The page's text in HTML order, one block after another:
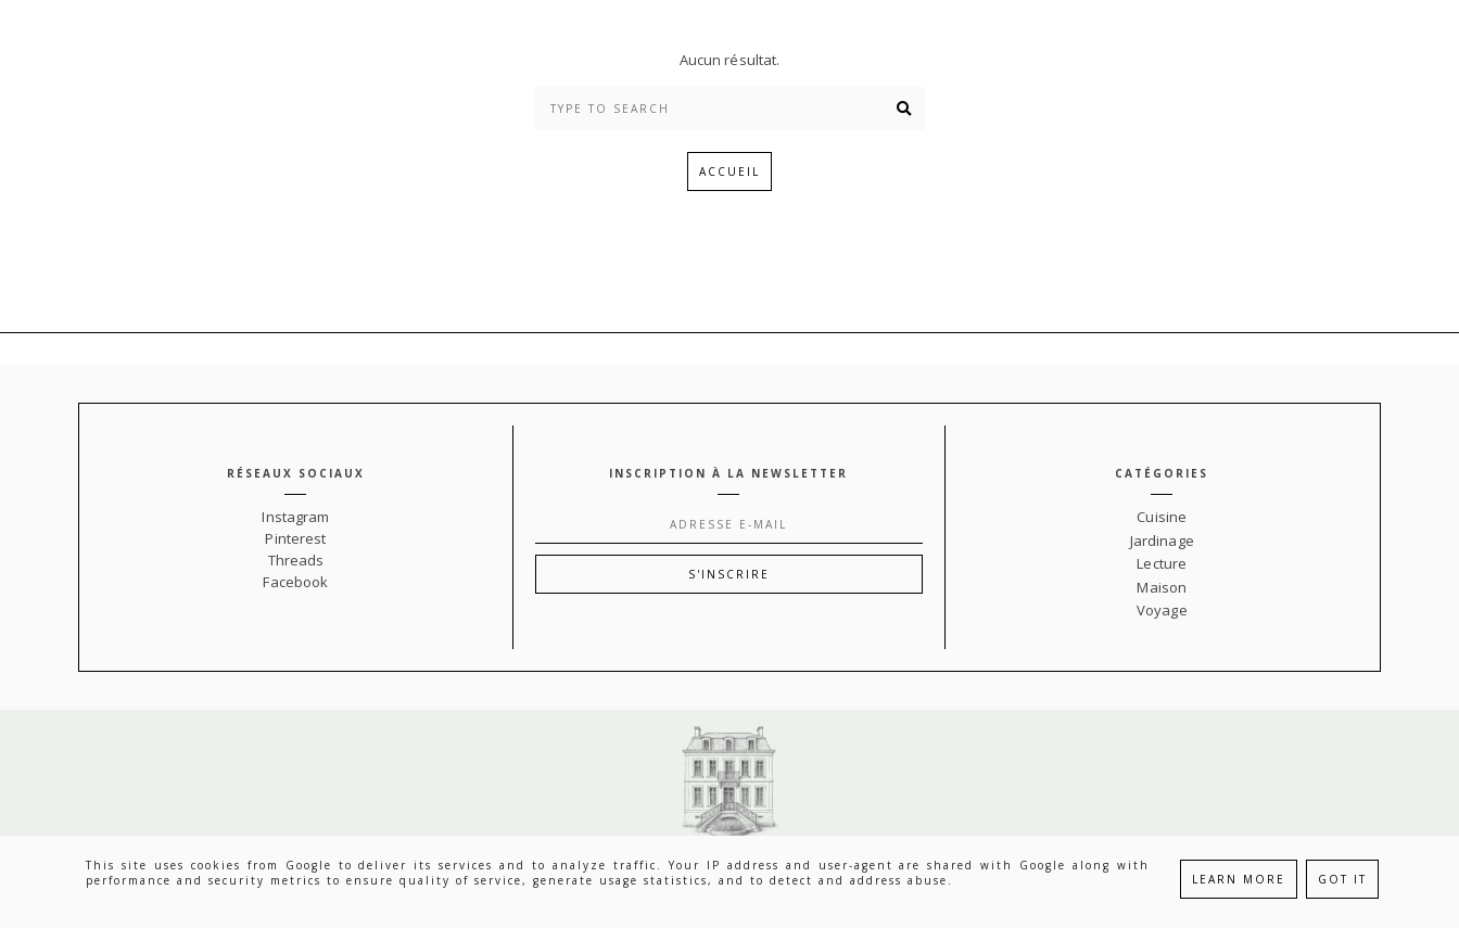
Aucun résultat.
ACCUEIL
RÉSEAUX SOCIAUX
Instagram
Pinterest
Threads
Facebook
INSCRIPTION À LA NEWSLETTER CATÉGORIES
Cuisine
Jardinage
Lecture
Maison
Voyage
LOUISE GRENADINE - BLOG SLOW LIFESTYLEDEPUIS 2007.
DESIGN CRÉÉ PARBRAND & BLOGGER ET PERSONNALISÉ PAR LOUISE GRENADINE
This site uses cookies from Google to deliver its services and to analyze traffic. Your IP address and user-agent are shared with Google along with
performance and security metrics to ensure quality of service, generate usage statistics, and to detect and address abuse.
LEARN MORE GOT IT